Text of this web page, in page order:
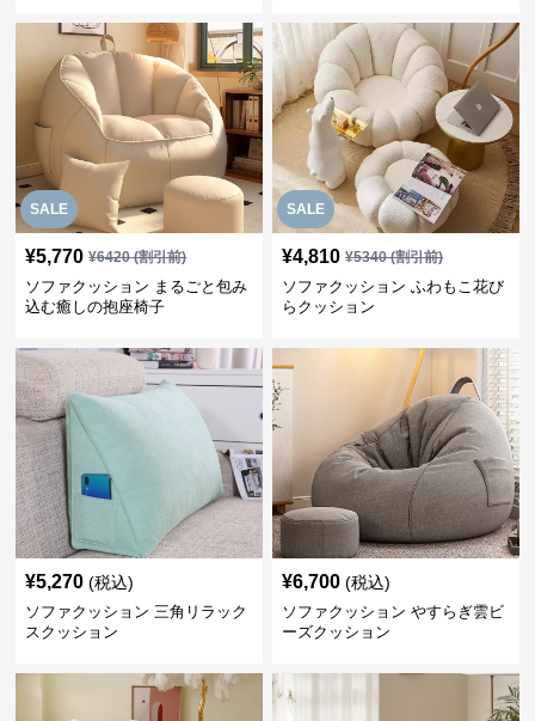
SALE
¥5,770 ¥6420(割引前)
ソファクッション まるごと包み
込む癒しの抱座椅子
SALE
¥4,810 ¥5340(割引前)
ソファクッション ふわもこ花び
らクッション
¥5,270 (税込)
ソファクッション 三角リラック
スクッション
¥6,700 (税込)
ソファクッション やすらぎ雲ビ
ーズクッション